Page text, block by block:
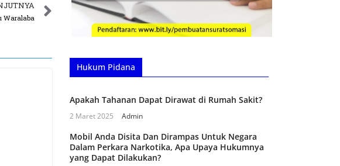
Waralaba
Hukum Pidana
Apakah Tahanan Dapat Dirawat di Rumah Sakit?
2 Maret 2025 Admin
Mobil Anda Disita Dan Dirampas Untuk Negara
Dalam Perkara Narkotika, Apa Upaya Hukumnya
yang Dapat Dilakukan?